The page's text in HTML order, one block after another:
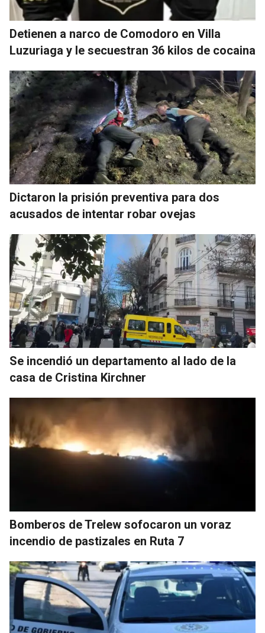
Detienen a narco de Comodoro en Villa
Luzuriaga y le secuestran 36 kilos de cocaina
Dictaron la prisión preventiva para dos
acusados de intentar robar ovejas
Se incendió un departamento al lado de la
casa de Cristina Kirchner
Bomberos de Trelew sofocaron un voraz
incendio de pastizales en Ruta 7